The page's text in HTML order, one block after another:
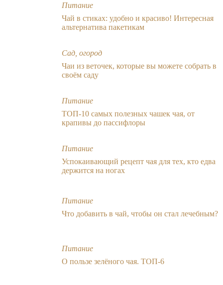
Питание
Чай в стиках: удобно и красиво! Интересная
альтернатива пакетикам
Сад, огород
Чаи из веточек, которые вы можете собрать в
своём саду
Питание
ТОП-10 самых полезных чашек чая, от
крапивы до пассифлоры
Питание
Успокаивающий рецепт чая для тех, кто едва
держится на ногах
Питание
Что добавить в чай, чтобы он стал лечебным?
Питание
О пользе зелёного чая. ТОП-6